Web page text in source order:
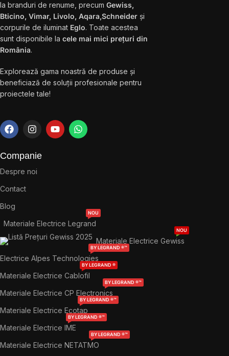
la branduri de renume, precum Gewiss,
Bticino, Vimar, Livolo, Aqara,Schneider și
corpurile de iluminat Eglo. Toate acestea
sunt disponibile la cele mai mici prețuri din
România.
Explorează gama noastră de produse și
beneficiază de soluții profesionale pentru
proiectele tale!
Companie
Despre noi
Contact
Blog
Materiale Electrice Legrand
NOU
Materiale Electrice Gewiss
NOU
Electrice Alpes Technologies
BY LEGRAND ®™
Materiale Electrice Cablofil
BY LEGRAND ®
Materiale Electrice CP Electronics
BY LEGRAND ®™
Materiale Electrice Ecotap
BY LEGRAND ®™
Materiale Electrice IME
BY LEGRAND ®™
Materiale Electrice NETATMO
BY LEGRAND ®™